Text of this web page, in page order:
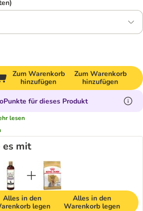
Zum Warenkorb
hinzufügen
Zum Warenkorb
hinzufügen
für dieses Produkt
lesen
es mit
Alles in den
legen
Alles in den
Warenkorb legen